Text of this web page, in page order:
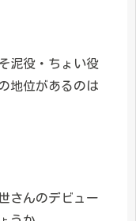
泥役・ちょい役
地位があるのは
さんのデビュー